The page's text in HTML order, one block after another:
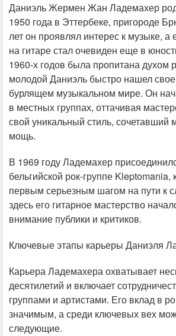
Даниэль Жермен Жан Ладемахер
1950 года в Эттербеке, пригороде
лет он проявлял интерес к музыке, а
на гитаре стал очевиден еще в
1960-х годов была пропитана духом
молодой Даниэль быстро нашел
бурлящем музыкальном мире. Он
в местных группах, оттачивая
свой уникальный стиль, сочетавший
мощь.
В 1969 году Ладемахер
бельгийской рок-группе Kleptomania,
первым серьезным шагом на пути к
здесь его гитарное мастерство
внимание публики и критиков.
Ключевые этапы карьеры Даниэля
Карьера Ладемахера охватывает
десятилетий и включает
группами и артистами. Его вклад в
значимым, а среди ключевых вех
следующие.